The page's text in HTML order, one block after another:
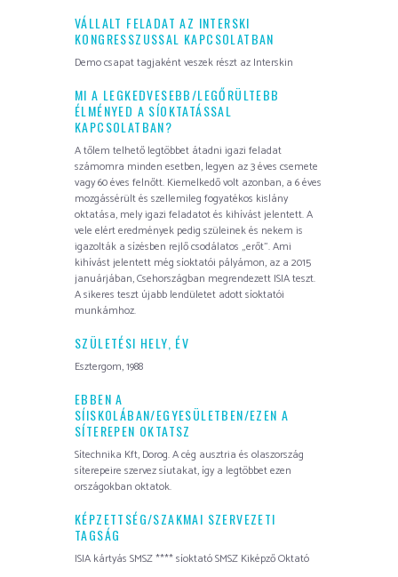
VÁLLALT FELADAT AZ INTERSKI
KONGRESSZUSSAL KAPCSOLATBAN
Demo csapat tagjaként veszek részt az Interskin
MI A LEGKEDVESEBB/LEGŐRÜLTEBB
ÉLMÉNYED A SÍOKTATÁSSAL
KAPCSOLATBAN?
A tőlem telhető legtöbbet átadni igazi feladat
számomra minden esetben, legyen az 3 éves csemete
vagy 60 éves felnőtt. Kiemelkedő volt azonban, a 6 éves
mozgássérült és szellemileg fogyatékos kislány
oktatása, mely igazi feladatot és kihívást jelentett. A
vele elért eredmények pedig szüleinek és nekem is
igazolták a sízésben rejlő csodálatos „erőt”. Ami
kihívást jelentett még síoktatói pályámon, az a 2015
januárjában, Csehországban megrendezett ISIA teszt.
A sikeres teszt újabb lendületet adott síoktatói
munkámhoz.
SZÜLETÉSI HELY, ÉV
Esztergom, 1988
EBBEN A
SÍISKOLÁBAN/EGYESÜLETBEN/EZEN A
SÍTEREPEN OKTATSZ
Sítechnika Kft, Dorog. A cég ausztria és olaszország
síterepeire szervez síutakat, így a legtöbbet ezen
országokban oktatok.
KÉPZETTSÉG/SZAKMAI SZERVEZETI
TAGSÁG
ISIA kártyás SMSZ **** síoktató SMSZ Kiképző Oktató